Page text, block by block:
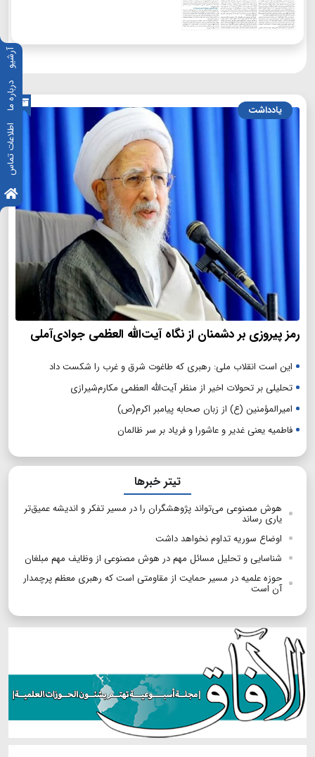
آرشیو
درباره ما
اطلاعات تماس
یادداشت
رمز پیروزی بر دشمنان از نگاه آیت‌الله العظمی جوادی‌آملی
این است انقلاب ملی: رهبری که طاغوت شرق و غرب را شکست داد
تحلیلی بر تحولات اخیر از منظر آیت‌الله العظمی مکارم‌شیرازی
امیرالمؤمنین (ع) از زبان صحابه پیامبر اکرم(ص)
فاطمیه یعنی غدیر و عاشورا و فریاد بر سر ظالمان
تیتر خبرها
هوش مصنوعی می‌تواند پژوهشگران را در مسیر تفکر و اندیشه عمیق‌تر
یاری رساند
اوضاع سوریه تداوم نخواهد داشت
شناسایی و تحلیل مسائل مهم در هوش مصنوعی از وظایف مهم مبلغان
حوزه علمیه در مسیر حمایت از مقاومتی است که رهبری معظم پرچمدار
آن است